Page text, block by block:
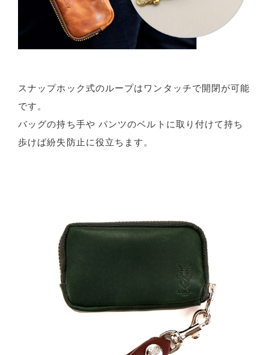
スナップホック式のループはワンタッチで開閉が可能
です。
バッグの持ち手や パンツのベルトに取り付けて持ち
歩けば紛失防止に役立ちます。